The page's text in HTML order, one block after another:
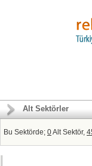
Alt Sektörler
Bu Sektörde; 0Alt Sektör,